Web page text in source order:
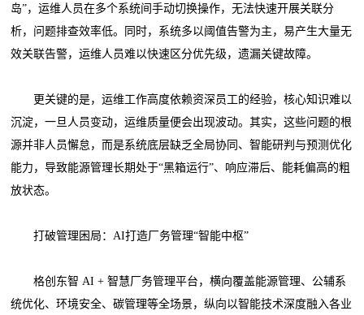
岛”，运维人员在多个系统间手动切换操作，无法快速开展关联分
析，问题排查效率低。同时，系统多以阈值告警为主，易产生大量无
效关联告警，运维人员难以快速区分优先级，遗漏关键故障。
更关键的是，运维工作高度依赖资深员工的经验，核心知识难以
沉淀，一旦人员变动，运维质量便会出现波动。其实，这些问题的根
源并非人员懈怠，而是系统底层缺乏全局协同、智能研判与预测优化
能力，导致能源管理长期处于“黑箱运行”、响应滞后、能耗偏高的粗
放状态。
打破管理困局：AI打造厂务管理“智能中枢”
格创东智 AI + 智慧厂务管理平台，横向覆盖能源管理、公辅系
统优化、环境安全、碳管理等全场景，纵向以智能技术深度融入各业